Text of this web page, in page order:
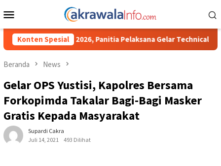
ke
Mobile
Konten Spesial
Panitia Pelaksana Gelar Technical Meeting Pekan Olahraga
Beranda News
Gelar OPS Yustisi, Kapolres Bersama
Forkopimda Takalar Bagi-Bagi Masker
Gratis Kepada Masyarakat
Supardi Cakra
Juli 14, 2021
493 Dilihat